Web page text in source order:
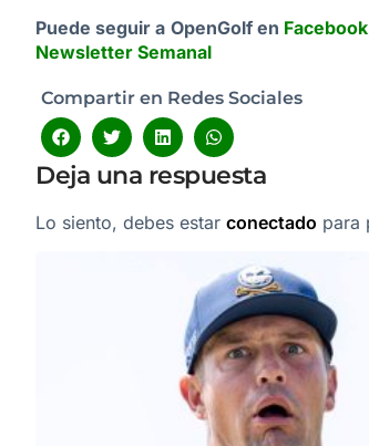
Puede seguir a OpenGolf en Facebook
Newsletter Semanal
Compartir en Redes Sociales
Deja una respuesta
Lo siento, debes estar conectado para